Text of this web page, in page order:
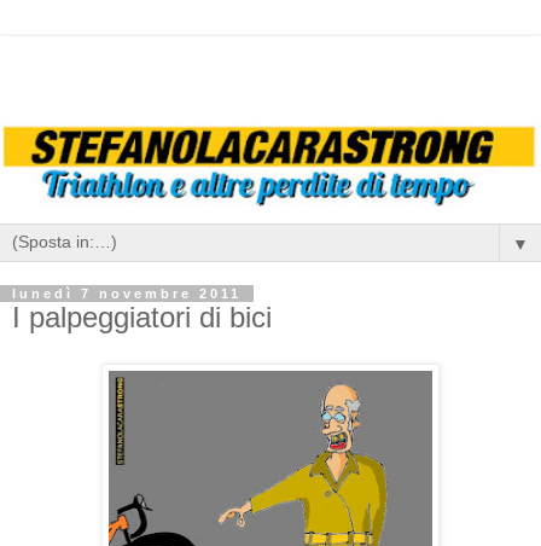
▼
lunedì 7 novembre 2011
I palpeggiatori di bici